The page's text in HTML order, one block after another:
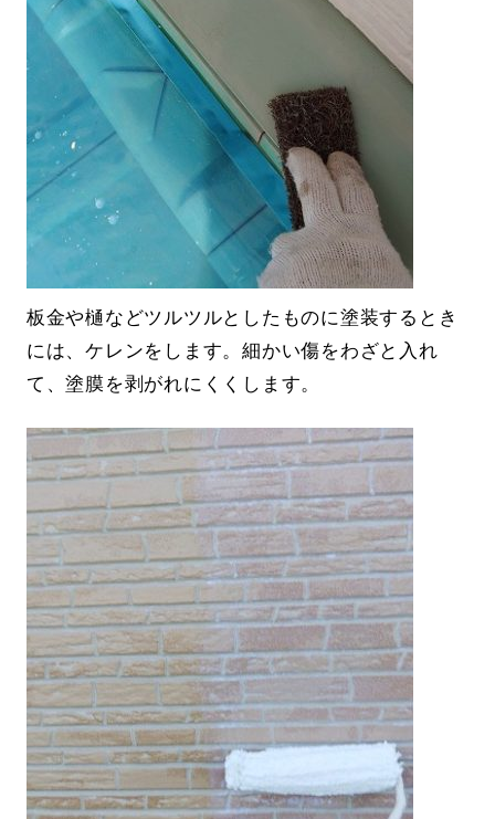
板金や樋などツルツルとしたものに塗装するとき
には、ケレンをします。細かい傷をわざと入れ
て、塗膜を剥がれにくくします。